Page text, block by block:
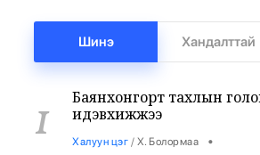
Шинэ Хандалттай
1
Баянхонгорт тахлын
идэвхижжээ
Халуун цэг / Х. Болормаа •